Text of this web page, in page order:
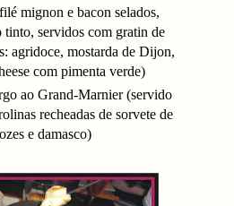
mignon e bacon selados,
servidos com gratin de
agridoce, mostarda de Dijon,
com pimenta verde)
ao Grand-Marnier (servido
recheadas de sorvete de
e damasco)